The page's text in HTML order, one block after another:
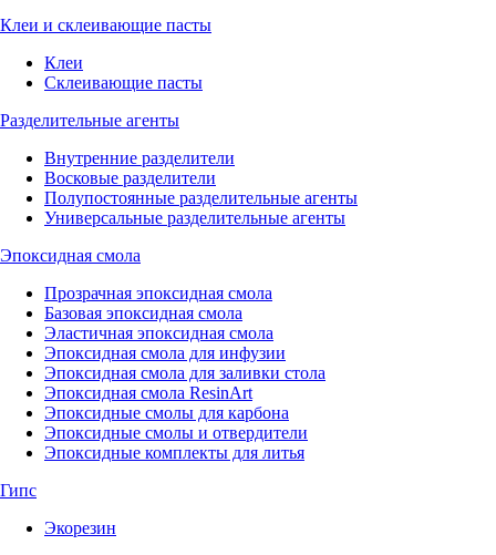
Клеи и склеивающие пасты
Клеи
Склеивающие пасты
Разделительные агенты
Внутренние разделители
Восковые разделители
Полупостоянные разделительные агенты
Универсальные разделительные агенты
Эпоксидная смола
Прозрачная эпоксидная смола
Базовая эпоксидная смола
Эластичная эпоксидная смола
Эпоксидная смола для инфузии
Эпоксидная смола для заливки стола
Эпоксидная смола ResinArt
Эпоксидные смолы для карбона
Эпоксидные смолы и отвердители
Эпоксидные комплекты для литья
Гипс
Экорезин